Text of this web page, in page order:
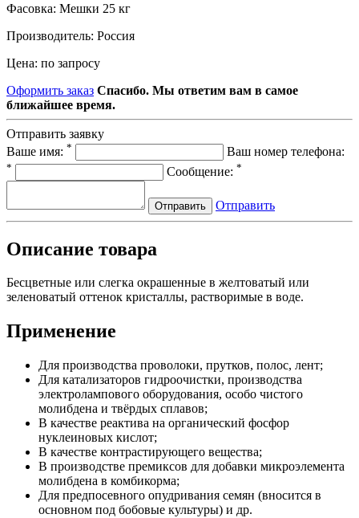
Фасовка: Мешки 25 кг
Производитель: Россия
Цена: по запросу
Оформить заказ Спасибо. Мы ответим вам в самое
ближайшее время.
Отправить заявку
Ваше имя: * Ваш номер телефона:
* Сообщение: *
Отправить Отправить
Описание товара
Бесцветные или слегка окрашенные в желтоватый или
зеленоватый оттенок кристаллы, растворимые в воде.
Применение
Для производства проволоки, прутков, полос, лент;
Для катализаторов гидроочистки, производства
электролампового оборудования, особо чистого
молибдена и твёрдых сплавов;
В качестве реактива на органический фосфор
нуклеиновых кислот;
В качестве контрастирующего вещества;
В производстве премиксов для добавки микроэлемента
молибдена в комбикорма;
Для предпосевного опудривания семян (вносится в
основном под бобовые культуры) и др.